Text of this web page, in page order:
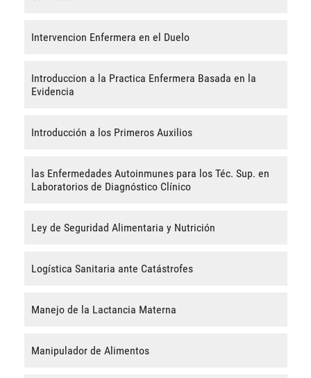
Intervencion Enfermera en el Duelo
Introduccion a la Practica Enfermera Basada en la
Evidencia
Introducción a los Primeros Auxilios
las Enfermedades Autoinmunes para los Téc. Sup. en
Laboratorios de Diagnóstico Clínico
Ley de Seguridad Alimentaria y Nutrición
Logística Sanitaria ante Catástrofes
Manejo de la Lactancia Materna
Manipulador de Alimentos